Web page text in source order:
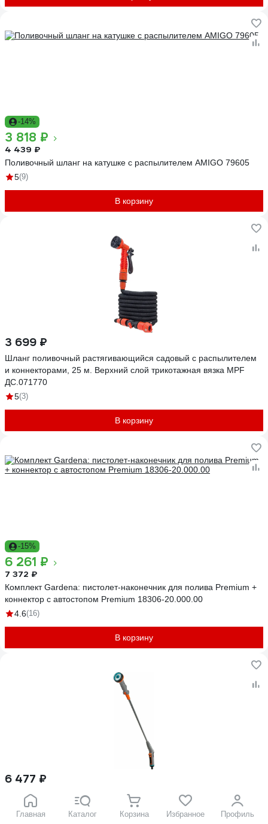
Главная Каталог Корзина Избранное Профиль
-14%
3 818 ₽
4 439 ₽
Поливочный шланг на катушке с распылителем AMIGO 79605
5(9)
В корзину
3 699 ₽
Шланг поливочный растягивающийся садовый с распылителем
и коннекторами, 25 м. Верхний слой трикотажная вязка MPF
ДС.071770
5(3)
В корзину
-15%
6 261 ₽
7 372 ₽
Комплект Gardena: пистолет-наконечник для полива Premium +
коннектор с автостопом Premium 18306-20.000.00
4.6(16)
В корзину
6 477 ₽
Многофункциональная штанга-распылитель для полива
Gardena Comfort 18334-20.000.00